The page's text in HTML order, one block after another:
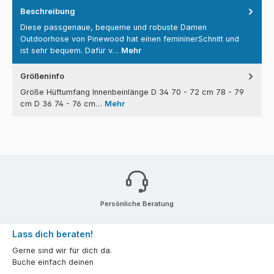
Beschreibung
Diese passgenaue, bequeme und robuste Damen
Outdoorhose von Pinewood hat einen femininerSchnitt und
ist sehr bequem. Dafür v… Mehr
Größeninfo
Größe Hüftumfang Innenbeinlänge D 34 70 - 72 cm 78 - 79
cm D 36 74 - 76 cm… Mehr
Persönliche Beratung
Lass dich beraten!
Gerne sind wir für dich da.
Buche einfach deinen